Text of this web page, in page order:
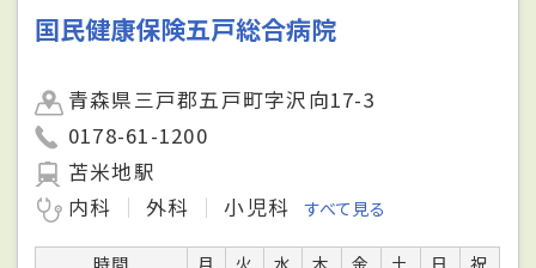
国民健康保険五戸総合病院
青森県三戸郡五戸町字沢向17-3
0178-61-1200
苫米地駅
内科
外科 小児科 すべて見る
時間 月 火 水 木 金 土 日 祝